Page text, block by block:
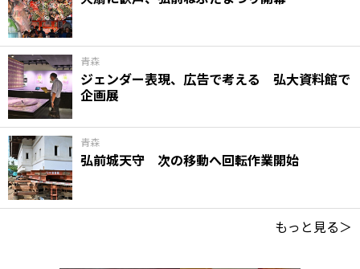
青森
ジェンダー表現、広告で考える 弘大資料館で
企画展
青森
弘前城天守 次の移動へ回転作業開始
もっと見る＞